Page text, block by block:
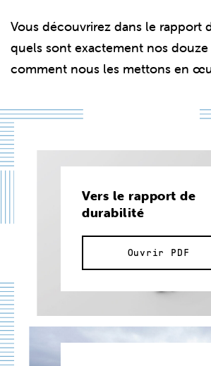
Vous découvrirez dans le rapport
quels sont exactement nos
comment nous les mettons en
Vers le rapport de
durabilité
Ouvrir PDF